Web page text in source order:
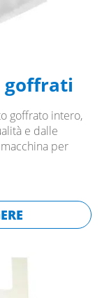
goffrati
goffrato intero,
e dalle
per